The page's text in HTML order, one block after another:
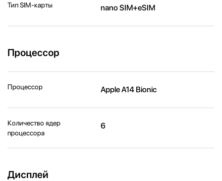
Тип SIM-карты nano SIM+eSIM
Процессор
Процессор Apple A14 Bionic
Количество ядер
процессора
6
Дисплей